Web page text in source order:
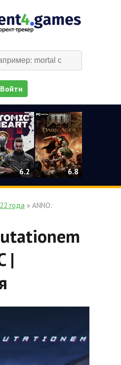
Войти
6.2 6.8
года » ANNO:
|